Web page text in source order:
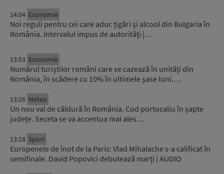
14:04 Economie
Noi reguli pentru cei care aduc țigări și alcool din Bulgaria în
România. Intervalul impus de autorități |…
13:53 Economie
Numărul turiștilor români care se cazează în unități din
România, în scădere cu 10% în ultimele șase luni.…
13:26 Meteo
Un nou val de căldură în România. Cod portocaliu în șapte
județe. Seceta se va accentua mai ales…
13:18 Sport
Europenele de înot de la Paris: Vlad Mihalache s-a calificat în
semifinale. David Popovici debutează marți | AUDIO